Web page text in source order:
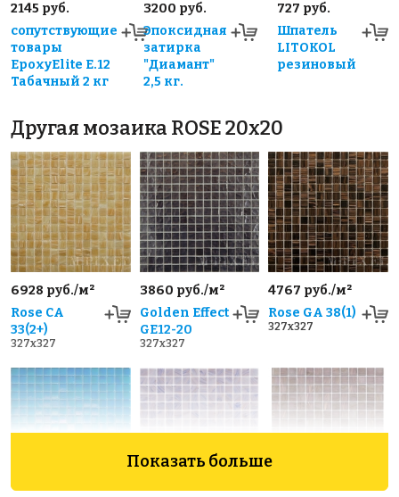
2145 руб.
сопутствующие
товары
EpoxyElite E.12
Табачный 2 кг
3200 руб.
Эпоксидная
затирка
"Диамант"
2,5 кг.
727 руб.
Шпатель
LITOKOL
резиновый
Другая мозаика ROSE 20x20
6928 руб./м²
Rose CA
33(2+)
327x327
3860 руб./м²
Golden Effect
GE12-20
327x327
4767 руб./м²
Rose GA 38(1)
327x327
Показать больше